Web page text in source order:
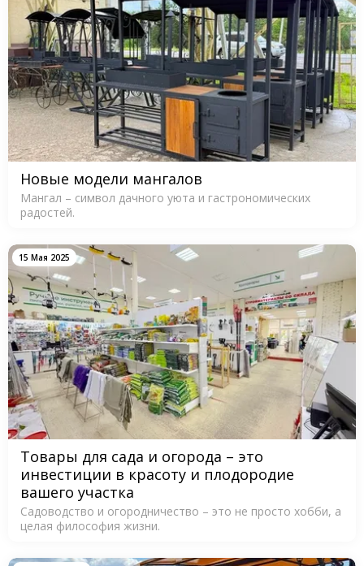
Новые модели мангалов
Мангал – символ дачного уюта и гастрономических
радостей.
15 Мая 2025
Товары для сада и огорода – это
инвестиции в красоту и плодородие
вашего участка
Садоводство и огородничество – это не просто хобби, а
целая философия жизни.